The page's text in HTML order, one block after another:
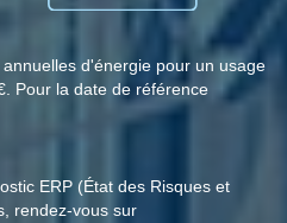
d'énergie pour un usage
Pour la date de référence
ERP (État des Risques et
rendez-vous sur